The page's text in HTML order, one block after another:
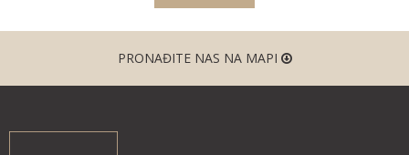
PRONAĐITE NAS NA MAPI